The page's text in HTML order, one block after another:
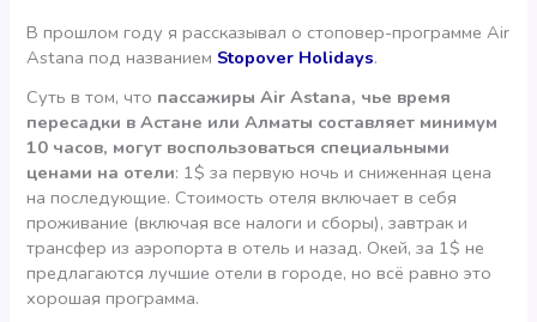
В прошлом году я рассказывал о стоповер-программе Air
Astana под названием Stopover Holidays.
Суть в том, что пассажиры Air Astana, чье время
пересадки в Астане или Алматы составляет минимум
10 часов, могут воспользоваться специальными
ценами на отели: 1$ за первую ночь и сниженная цена
на последующие. Стоимость отеля включает в себя
проживание (включая все налоги и сборы), завтрак и
трансфер из аэропорта в отель и назад. Окей, за 1$ не
предлагаются лучшие отели в городе, но всё равно это
хорошая программа.